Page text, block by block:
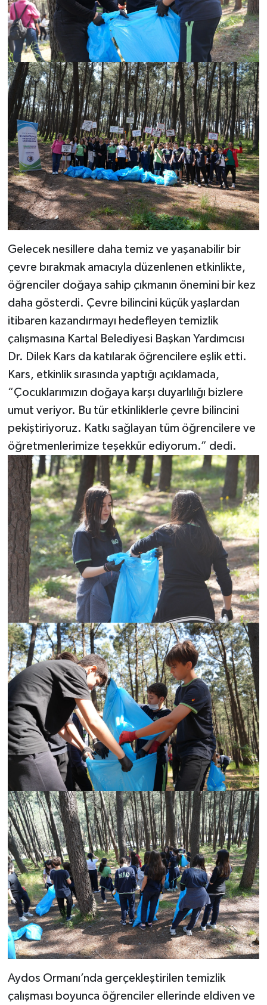
Gelecek nesillere daha temiz ve yaşanabilir bir
çevre bırakmak amacıyla düzenlenen etkinlikte,
öğrenciler doğaya sahip çıkmanın önemini bir kez
daha gösterdi. Çevre bilincini küçük yaşlardan
itibaren kazandırmayı hedefleyen temizlik
çalışmasına Kartal Belediyesi Başkan Yardımcısı
Dr. Dilek Kars da katılarak öğrencilere eşlik etti.
Kars, etkinlik sırasında yaptığı açıklamada,
“Çocuklarımızın doğaya karşı duyarlılığı bizlere
umut veriyor. Bu tür etkinliklerle çevre bilincini
pekiştiriyoruz. Katkı sağlayan tüm öğrencilere ve
öğretmenlerimize teşekkür ediyorum.” dedi.
Aydos Ormanı’nda gerçekleştirilen temizlik
çalışması boyunca öğrenciler ellerinde eldiven ve